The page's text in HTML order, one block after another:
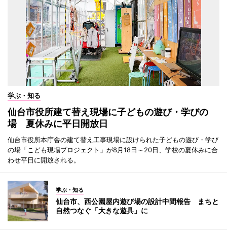
学ぶ・知る
仙台市役所建て替え現場に子どもの遊び・学びの
場 夏休みに平日開放日
仙台市役所本庁舎の建て替え工事現場に設けられた子どもの遊び・学び
の場「こども現場プロジェクト」が8月18日～20日、学校の夏休みに合
わせ平日に開放される。
学ぶ・知る
仙台市、西公園屋内遊び場の設計中間報告 まちと
自然つなぐ「大きな遊具」に